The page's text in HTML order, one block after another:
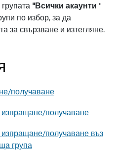
"Всички акаунти "
по избор, за да
за свързване и изтегляне.
получаване
получаване
получаване въз
група